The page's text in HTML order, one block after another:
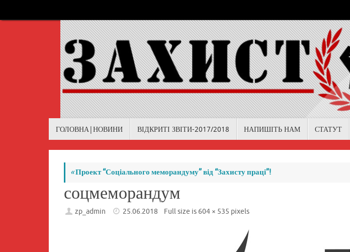
to
ГОЛОВНА|НОВИНИ ВІДКРИТІ ЗВІТИ-2017/2018 НАПИШІТЬ НАМ СТАТУТ
«Проект “Соціального меморандуму” від “Захисту праці”!
соцмеморандум
zp_admin 25.06.2018 Full size is 604 × 535 pixels